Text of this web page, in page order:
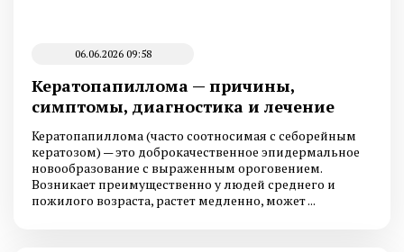
06.06.2026 09:58
Кератопапиллома — причины,
симптомы, диагностика и лечение
Кератопапиллома (часто соотносимая с себорейным
кератозом) — это доброкачественное эпидермальное
новообразование с выраженным ороговением.
Возникает преимущественно у людей среднего и
пожилого возраста, растет медленно, может ...